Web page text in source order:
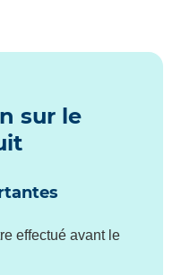
sur le
effectué avant le